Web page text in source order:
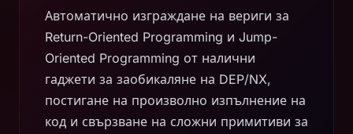
Автоматично изграждане на вериги за
Return-Oriented Programming и Jump-
Oriented Programming от налични
гаджети за заобикаляне на DEP/NX,
постигане на произволно изпълнение на
код и свързване на сложни примитиви за